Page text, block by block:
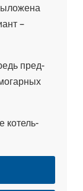
–
пред­
котель­